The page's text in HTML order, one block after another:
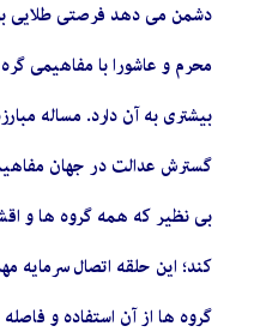
دشمن می دهد فرصتی طلایی
محرم و عاشورا با مفاهیمی
بیشتری به آن دارد. مساله
گسترش عدالت در جهان
بی نظیر که همه گروه ها و
کند؛ این حلقه اتصال
گروه ها از آن استفاده و